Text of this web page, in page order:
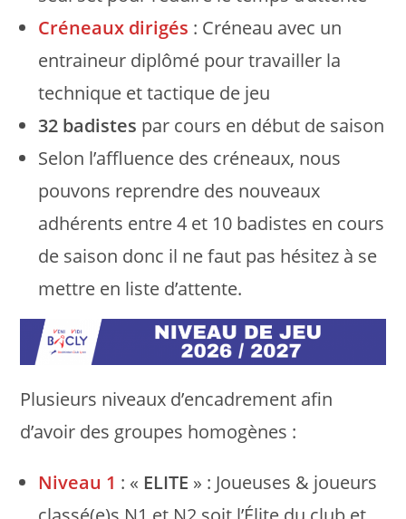
Créneaux dirigés : Créneau avec un
entraineur diplômé pour travailler la
technique et tactique de jeu
32 badistes par cours en début de saison
Selon l’affluence des créneaux, nous
pouvons reprendre des nouveaux
adhérents entre 4 et 10 badistes en cours
de saison donc il ne faut pas hésitez à se
mettre en liste d’attente.
Plusieurs niveaux d’encadrement afin
d’avoir des groupes homogènes :
Niveau 1 : « ELITE » : Joueuses & joueurs